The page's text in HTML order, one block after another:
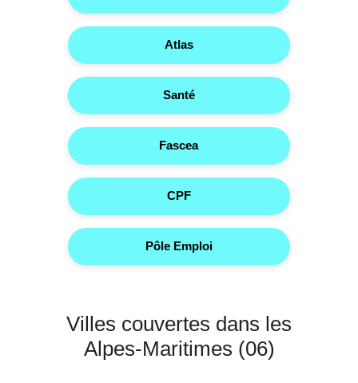
Atlas
Santé
Fascea
CPF
Pôle Emploi
Villes couvertes dans les
Alpes-Maritimes (06)